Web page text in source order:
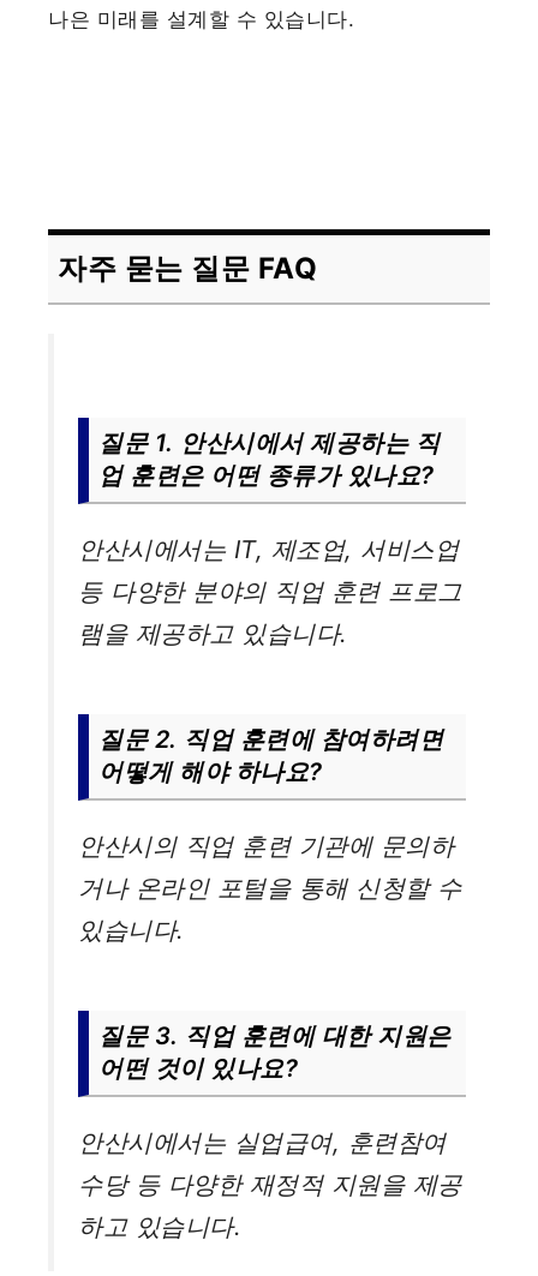
나은 미래를 설계할 수 있습니다.
자주 묻는 질문 FAQ
질문 1. 안산시에서 제공하는 직
업 훈련은 어떤 종류가 있나요?
안산시에서는 IT, 제조업, 서비스업
등 다양한 분야의 직업 훈련 프로그
램을 제공하고 있습니다.
질문 2. 직업 훈련에 참여하려면
어떻게 해야 하나요?
안산시의 직업 훈련 기관에 문의하
거나 온라인 포털을 통해 신청할 수
있습니다.
질문 3. 직업 훈련에 대한 지원은
어떤 것이 있나요?
안산시에서는 실업급여, 훈련참여
수당 등 다양한 재정적 지원을 제공
하고 있습니다.